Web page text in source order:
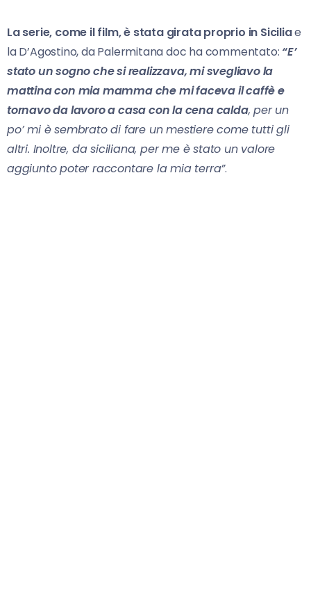
La serie, come il film, è stata girata proprio in Siciliae
la D’Agostino, da Palermitana doc ha commentato: “E’
stato un sogno che si realizzava, mi svegliavo la
mattina con mia mamma che mi faceva il caffè e
tornavo da lavoro a casa con la cena calda, per un
po’ mi è sembrato di fare un mestiere come tutti gli
altri. Inoltre, da siciliana, per me è stato un valore
aggiunto poter raccontare la mia terra”.